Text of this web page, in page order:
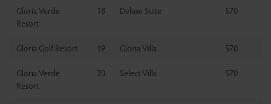
Gloria Verde
Resort
18 Deluxe Suite 570
Gloria Golf Resort 19 Gloria Villa 570
Gloria Verde
Resort
20 Select Villa 570